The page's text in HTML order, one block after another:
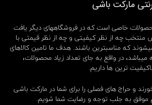
مارکت باشی
خاصی است که در فروشگاههای دیگر یافت
منتخب چه از نظر کیفیتی و چه از نظر قیمتی با
که مناسبترین باشند. هدف ما تامین کالاهای
در واقع به جای تعداد زیاد محصولات،
ترین ها داریم.
و حراج های فصلی را برای شما در مارکت باشی
موفق به جلب توجه و رضایت شما شویم.